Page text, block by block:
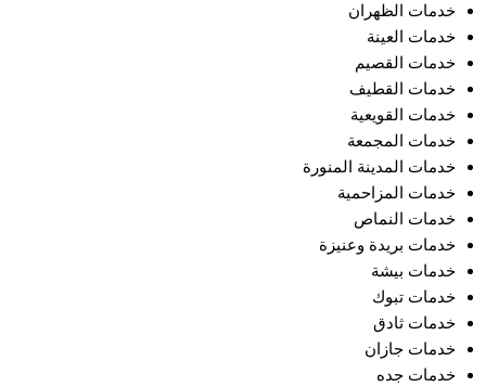
خدمات الظهران
خدمات العينة
خدمات القصيم
خدمات القطيف
خدمات القويعية
خدمات المجمعة
خدمات المدينة المنورة
خدمات المزاحمية
خدمات النماص
خدمات بريدة وعنيزة
خدمات بيشة
خدمات تبوك
خدمات ثادق
خدمات جازان
خدمات جده